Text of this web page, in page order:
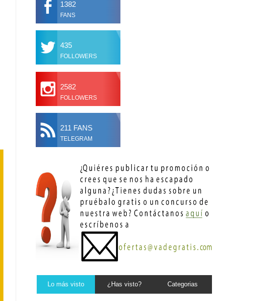
1382
FANS
435
FOLLOWERS
2582
FOLLOWERS
211 FANS
TELEGRAM
Lo más visto ¿Has visto? Categorias